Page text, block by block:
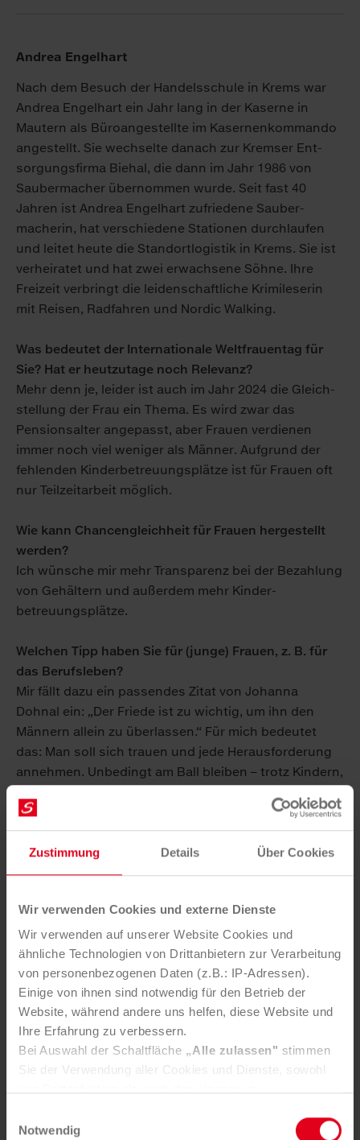
Zustimmung Details Über Cookies
Wir verwenden Cookies und externe Dienste
Wir verwenden auf unserer Website Cookies und
ähnliche Technologien von Drittanbietern zur Verarbeitung
von personenbezogenen Daten (z.B.: IP-Adressen).
Einige von ihnen sind notwendig für den Betrieb der
Website, während andere uns helfen, diese Website und
Ihre Erfahrung zu verbessern.
Bei Auswahl der Schaltfläche „Alle zulassen" stimmen
Sie der Verwendung aller Cookies und Dienste, sowohl
selbst zu entscheiden, welche Cookies-Setzung Sie
Notwendig
Andrea Engelhart
Nach dem Besuch der Handels­schule in Krems war
Andrea Engelhart ein Jahr lang in der Kaserne in
Mautern als Büro­angestellte im Kasernen­kommando
an­gestellt. Sie wechselte danach zur Kremser Ent­
sorgungs­firma Biehal, die dann im Jahr 1986 von
Sauber­macher übernommen wurde. Seit fast 40
Jahren ist Andrea Engelhart zufriedene Sauber­
macherin, hat ver­schiedene Stationen durch­laufen
und leitet heute die Standort­logistik in Krems. Sie ist
ver­heiratet und hat zwei er­wachsene Söhne. Ihre
Freizeit ver­bringt die leiden­schaftliche Krimi­leserin
mit Reisen, Rad­fahren und Nordic Walking.
Was bedeutet der Internationale Welt­frauen­tag für
Sie? Hat er heut­zu­tage noch Relevanz?
Mehr denn je, leider ist auch im Jahr 2024 die Gleich­
stellung der Frau ein Thema. Es wird zwar das
Pensions­alter an­gepasst, aber Frauen verdienen
immer noch viel weniger als Männer. Auf­grund der
fehlenden Kinder­betreuungs­plätze ist für Frauen oft
nur Teil­zeit­arbeit möglich.
Wie kann Chancengleichheit für Frauen hergestellt
werden?
Ich wünsche mir mehr Transparenz bei der Be­zahlung
von Gehältern und außer­dem mehr Kinder­
betreuungs­plätze.
Welchen Tipp haben Sie für (junge) Frauen, z. B. für
das Berufsleben?
Mir fällt dazu ein passendes Zitat von Johanna
Dohnal ein: „Der Friede ist zu wichtig, um ihn den
Männern allein zu über­lassen.“ Für mich bedeutet
das: Man soll sich trauen und jede Heraus­forderung
an­nehmen. Un­bedingt am Ball bleiben – trotz Kindern,
bringen. Man ist keine Raben­mutter, wenn man
berufs­tätig ist.
Julia Falle: „Ich möchte vor allem jungen Frauen
empfehlen, sich nicht von sogenannten
über veraltete Rollenbilder hinwegzusetzen.“
Fotorechte: LIMAK Austrian Business School GmbH